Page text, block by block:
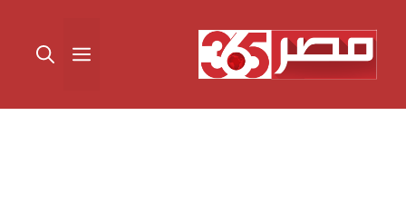
المحتوى القائمة